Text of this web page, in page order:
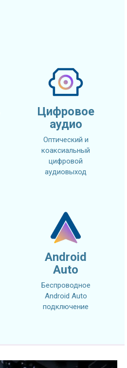
Цифровое
аудио
Оптический и
коаксиальный
цифровой
аудиовыход
Android
Auto
Беспроводное
Android Auto
подключение